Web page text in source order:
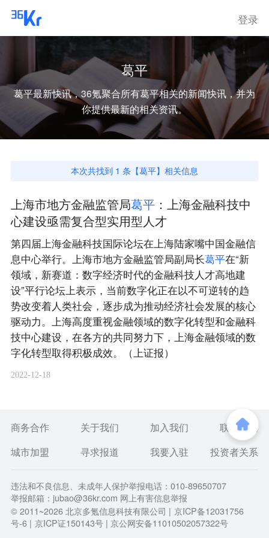
登录
葛平
葛平最新快讯，36氪聚合所有葛平相关的新闻快讯，并为
你提供最新的相关资讯。
本次共找到 1 条【葛平】相关信息
上海市地方金融监管局葛平：上海金融科技中
心建设亟需复合型实用型人才
第四届上海金融科技国际论坛在上海陆家嘴中国金融信
息中心举行。上海市地方金融监管局副局长葛平在“新
领域，新赛道：数字经济时代的金融科技人才高地建
设”平行论坛上表示，当前数字化正在以不可逆转的趋
势改变着人类社会，逐步成为推动经济社会发展的核心
驱动力。上海高度重视金融领域的数字化转型和金融科
技中心建设，在各方的共同努力下，上海金融领域的数
字化转型取得积极成效。（上证报）
2022-12-18
商务合作 关于我们 加入我们
联系我们
城市加盟
寻求报道 我要入驻 投资者关系
违法和不良信息、未成年人保护举报电话：010-89650707
举报邮箱：jubao@36kr.com 网上有害信息举报
© 2011~2026北京多氪信息科技有限公司 | 京ICP备12031756
号-6 | 京ICP证150143号 | 京公网安备11010502057322号